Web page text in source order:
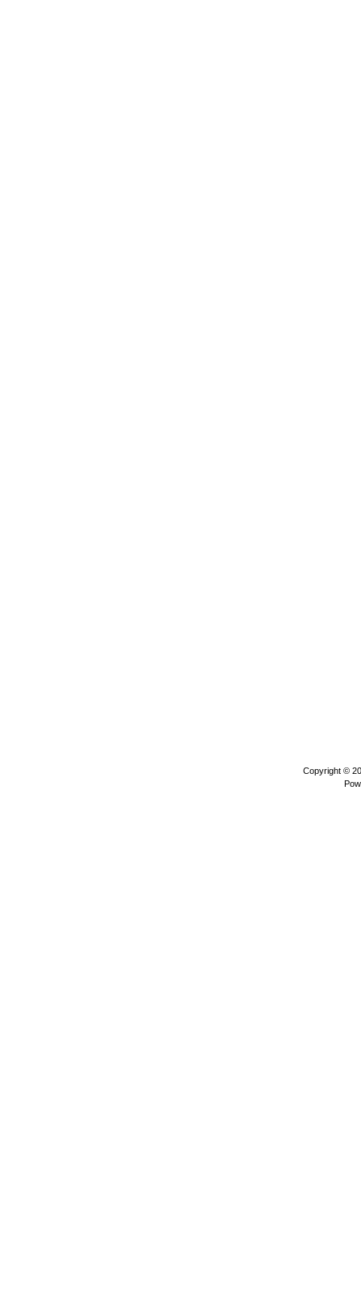
Copyright ©